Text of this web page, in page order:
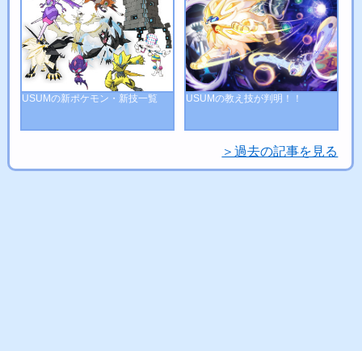
USUMの新ポケモン・新技一覧 USUMの教え技が判明！！
＞過去の記事を見る